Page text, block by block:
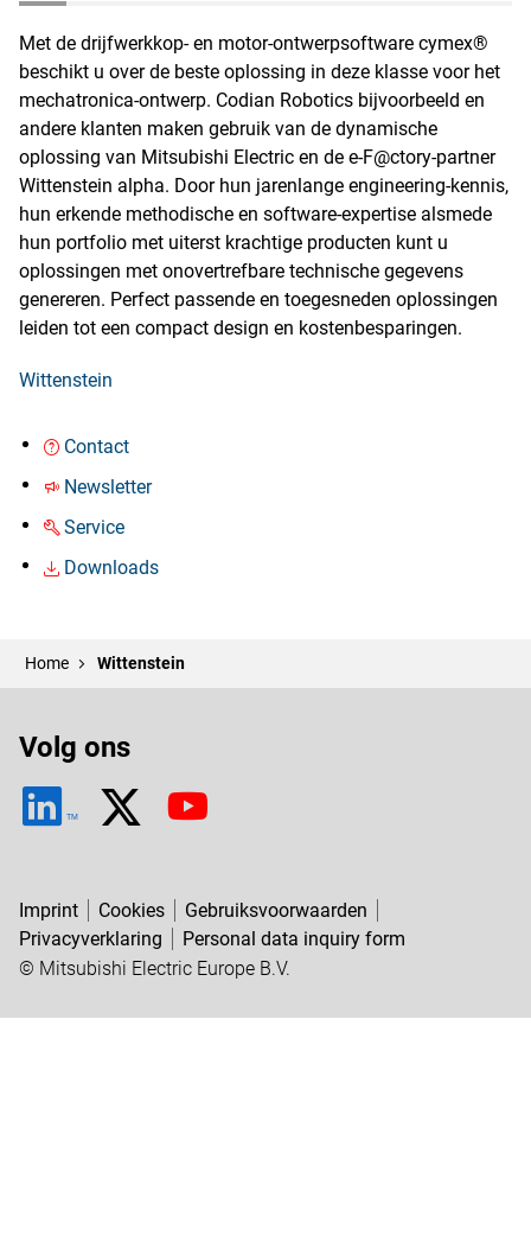
Met de drijfwerkkop- en motor-ontwerpsoftware cymex®
beschikt u over de beste oplossing in deze klasse voor het
mechatronica-ontwerp. Codian Robotics bijvoorbeeld en
andere klanten maken gebruik van de dynamische
oplossing van Mitsubishi Electric en de e-F@ctory-partner
Wittenstein alpha. Door hun jarenlange engineering-kennis,
hun erkende methodische en software-expertise alsmede
hun portfolio met uiterst krachtige producten kunt u
oplossingen met onovertrefbare technische gegevens
genereren. Perfect passende en toegesneden oplossingen
leiden tot een compact design en kostenbesparingen.
Wittenstein
Contact
Newsletter
Service
Downloads
Home Wittenstein
Volg ons
TM
Imprint Cookies
Gebruiksvoorwaarden
Privacyverklaring
Personal data inquiry form
© Mitsubishi Electric Europe B.V.